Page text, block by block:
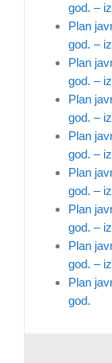
god. –
Plan
god. –
Plan
god. –
Plan
god. –
Plan
god. –
Plan
god. –
Plan
god. –
Plan
god. –
Plan
god.